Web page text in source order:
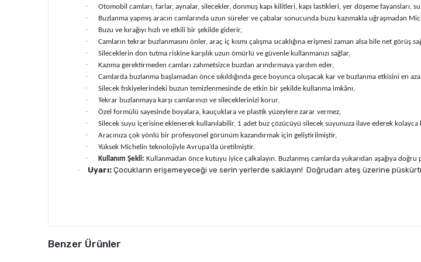
· Otomobil camları, farlar, aynalar, silecekler, donmuş kapı kilitleri, kapı lastikleri, yer döşeme fayansları,
· Buzlanma yapmış aracın camlarında uzun süreler ve çabalar sonucunda buzu kazımakla uğraşmadan
· Buzu ve kırağıyı hızlı ve etkili bir şekilde giderir,
· Camların tekrar buzlanmasını önler, araç iç kısmı çalışma sıcaklığına erişmesi zaman alsa bile net görüş
· Sileceklerin don tutma riskine karşılık uzun ömürlü ve güvenle kullanmanızı sağlar,
· Kazıma gerektirmeden camları zahmetsizce buzdan arındırmaya yardım eder,
· Camlarda buzlanma başlamadan önce sıkıldığında gece boyunca oluşacak kar ve buzlanma etkisini en
· Silecek fıskiyelerindeki buzun temizlenmesinde de etkin bir şekilde kullanma imkânı,
· Tekrar buzlanmaya karşı camlarınızı ve sileceklerinizi korur,
· Özel formülü sayesinde boyalara, kauçuklara ve plastik yüzeylere zarar vermez,
· Silecek suyu içerisine eklenerek kullanılabilir, 1 adet buz çözücüyü silecek suyunuza ilave ederek
· Aracınıza çok yönlü bir profesyonel görünüm kazandırmak için geliştirilmiştir,
· Yüksek Michelin teknolojiyle Avrupa’da üretilmiştir,
· Kullanım Şekli: Kullanmadan önce kutuyu iyice çalkalayın. Buzlanmış camlarda yukarıdan aşağıya
· Uyarı: Çocukların erişemeyeceği ve serin yerlerde saklayın! Doğrudan ateş üzerine
Benzer Ürünler